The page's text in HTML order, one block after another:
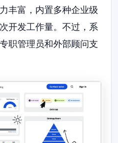
丰富，内置多种企业级
开发工作量。不过，系
职管理员和外部顾问支